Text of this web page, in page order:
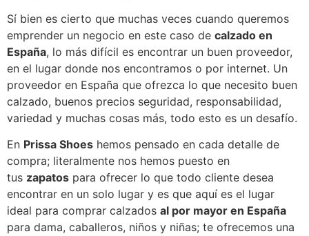
Sí bien es cierto que muchas veces cuando queremos
emprender un negocio en este caso de calzado en
España, lo más difícil es encontrar un buen proveedor,
en el lugar donde nos encontramos o por internet. Un
proveedor en España que ofrezca lo que necesito buen
calzado, buenos precios seguridad, responsabilidad,
variedad y muchas cosas más, todo esto es un desafío.
En Prissa Shoes hemos pensado en cada detalle de
compra; literalmente nos hemos puesto en
tus zapatos para ofrecer lo que todo cliente desea
encontrar en un solo lugar y es que aquí es el lugar
ideal para comprar calzados al por mayor en España
para dama, caballeros, niños y niñas; te ofrecemos una